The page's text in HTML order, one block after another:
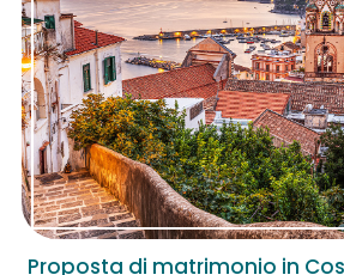
Proposta di matrimonio in